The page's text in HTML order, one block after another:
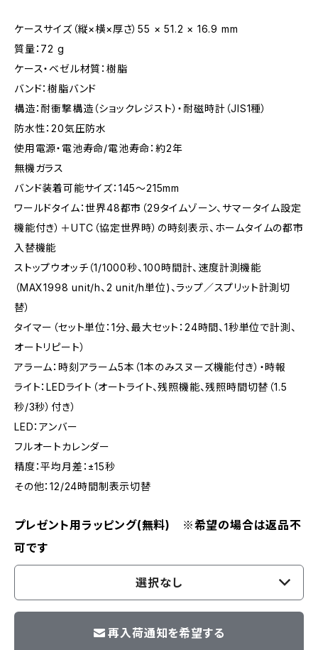
ケースサイズ（縦×横×厚さ）55 × 51.2 × 16.9 mm
質量：72 g
ケース・ベゼル材質：樹脂
バンド：樹脂バンド
構造：耐衝撃構造（ショックレジスト）・耐磁時計（JIS1種）
防水性：20気圧防水
使用電源・電池寿命/電池寿命：約2年
無機ガラス
バンド装着可能サイズ：145～215mm
ワールドタイム：世界48都市（29タイムゾーン、サマータイム設定
機能付き）＋UTC（協定世界時）の時刻表示、ホームタイムの都市
入替機能
ストップウオッチ（1/1000秒、100時間計、速度計測機能
（MAX1998 unit/h、2 unit/h単位)、ラップ／スプリット計測切
替）
タイマー（セット単位：1分、最大セット：24時間、1秒単位で計測、
オートリピート）
アラーム：時刻アラーム5本（1本のみスヌーズ機能付き）・時報
ライト：LEDライト（オートライト、残照機能、残照時間切替（1.5
秒/3秒）付き）
LED：アンバー
フルオートカレンダー
精度：平均月差：±15秒
その他：12/24時間制表示切替
プレゼント用ラッピング(無料) ※希望の場合は返品不
可です
選択なし
再入荷通知を希望する